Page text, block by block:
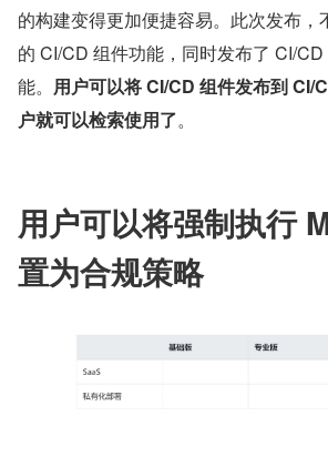
的构建变得更加便捷容易。此次发布，
的 CI/CD 组件功能，同时发布了 CI/
能。 用户可以将 CI/CD 组件发布到 CI/
户就可以检索使用了。
用户可以将强制执行
置为合规策略